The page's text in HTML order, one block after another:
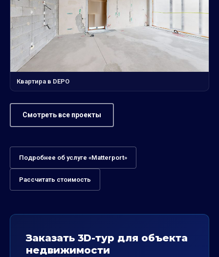
Квартира в DEPO
Смотреть все проекты
Подробнее об услуге «Matterport»
Рассчитать стоимость
Заказать 3D-тур для объекта
недвижимости